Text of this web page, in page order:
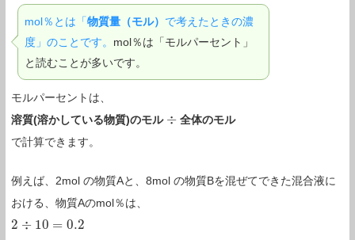
mol％とは「物質量（モル） で考えたときの濃
度」のことです。 mol％は「モルパーセント」
と読むことが多いです。
モルパーセントは、
溶質(溶かしている物質)のモル ÷
÷ 全体のモル
で計算できます。
例えば、2mol の物質Aと、8mol の物質Bを混ぜてできた混合液に
おける、物質Aのmol％は、
2 ÷ 10 = 0.2
2 ÷10=0.2